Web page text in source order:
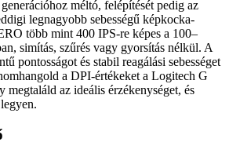
méltó, felépítését pedig az
legnagyobb sebességű képkocka-
több mint 400 IPS-re képes a 100–
simítás, szűrés vagy gyorsítás nélkül. A
pontosságot és stabil reagálási sebességet
a DPI-értékeket a Logitech G
az ideális érzékenységet, és